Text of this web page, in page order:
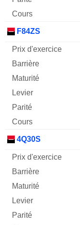
F84ZS
4Q30S